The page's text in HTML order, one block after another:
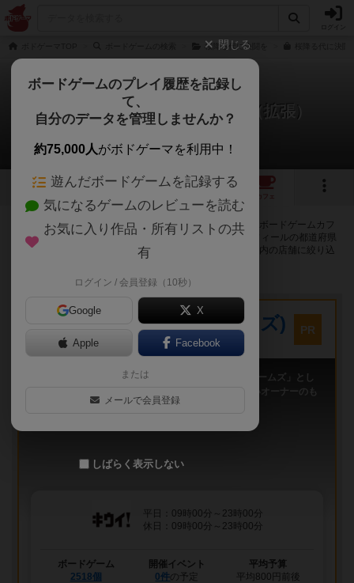
桜降る代に決闘を
桜降る代に決闘を：夜天会心（拡張）
17店のカフェ/スペースが提供中
1 3
カフェ
桜降る代に決闘を：夜天会心（拡張）で遊ぶことができるボードゲームカフ
ェ・プレイスペースが17店登録されています。公開プロフィールの都道府県
が設定されたアカウントでログインすると、同じ都道府県内の店舗に絞り込
キウイ！(旧:キウイゲームズ)
大阪府大阪市中央区森ノ宮中央2-8-2 永田中央ビル2階
PR
「キウイ！」は、2011年9月大阪日本橋で「キウイゲームズ」とし
てスタートしたボードゲームカフェです。 今は新しいオーナーのも
平日：09時00分～23時00分
休日：09時00分～23時00分
ボードゲーム
2518個
開催イベント
0件の予定
平均予算
平均800円前後
閉じる
ボードゲームのプレイ履歴を記録し
て、
自分のデータを管理しませんか？
約75,000人がボドゲーマを利用中！
遊んだボードゲームを記録する
気になるゲームのレビューを読む
お気に入り作品・所有リストの共
有
ログイン / 会員登録（10秒）
Google X
Apple Facebook
または
メールで会員登録
しばらく表示しない